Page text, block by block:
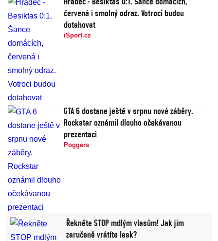
červená i smolný odraz. Votroci budou
dotahovat
iSport.cz
GTA 6 dostane ještě v srpnu nové záběry.
Rockstar oznámil dlouho očekávanou
prezentaci
Poggers
Řekněte STOP mdlým vlasům! Jak jim
zaručeně vrátíte lesk?